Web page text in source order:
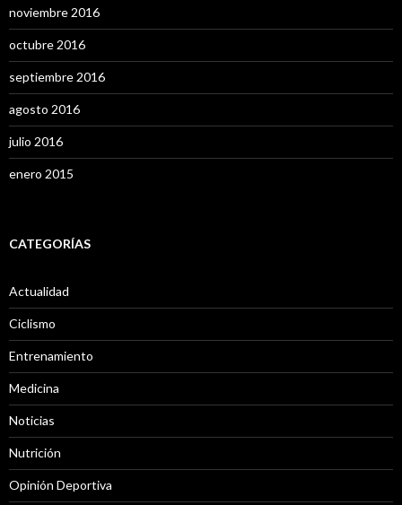
noviembre 2016
octubre 2016
septiembre 2016
agosto 2016
julio 2016
enero 2015
CATEGORÍAS
Actualidad
Ciclismo
Entrenamiento
Medicina
Noticias
Nutrición
Opinión Deportiva